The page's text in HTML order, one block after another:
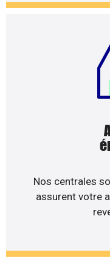
Nos centrales
assurent votre